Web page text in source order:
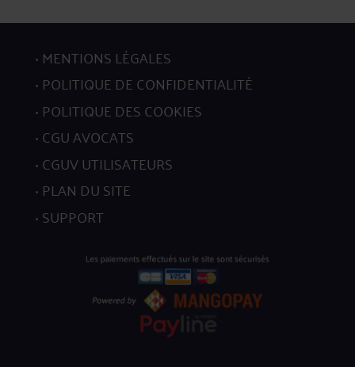
MENTIONS LÉGALES
POLITIQUE DE CONFIDENTIALITÉ
POLITIQUE DES COOKIES
CGU AVOCATS
CGUV UTILISATEURS
PLAN DU SITE
SUPPORT